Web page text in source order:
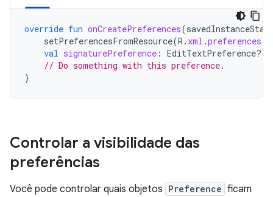
override fun onCreatePreferences(
setPreferencesFromResource(R . xml .preferences
val signaturePreference : EditTextPreference?
// Do something with this preference.
}
Controlar a visibilidade das
preferências
Você pode controlar quais objetos Preference ficam